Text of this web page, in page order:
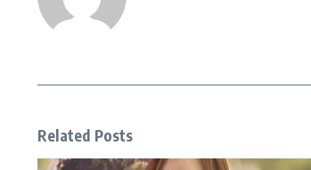
Related Posts